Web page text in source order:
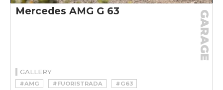
Mercedes AMG G 63 GARAGE
GALLERY
#AMG #FUORISTRADA
#G63